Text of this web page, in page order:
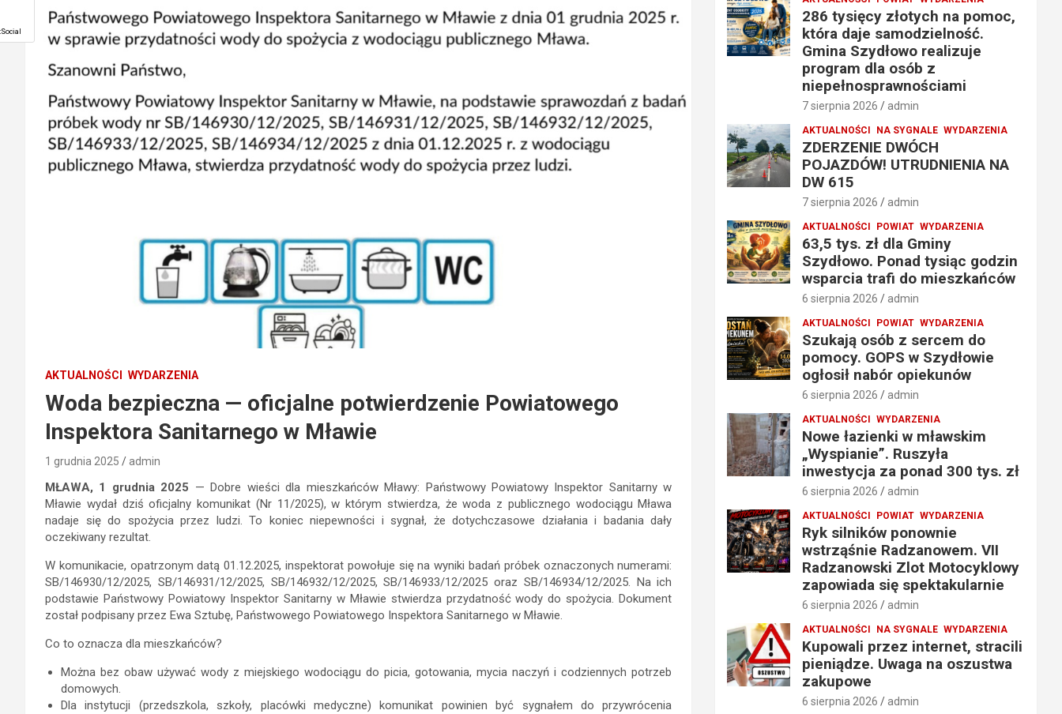
AKTUALNOŚCI WYDARZENIA
Woda bezpieczna — oficjalne potwierdzenie Powiatowego
Inspektora Sanitarnego w Mławie
1 grudnia 2025 admin
MŁAWA, 1 grudnia 2025 — Dobre wieści dla mieszkańców Mławy: Państwowy Powiatowy Inspektor Sanitarny w
Mławie wydał dziś oficjalny komunikat (Nr 11/2025), w którym stwierdza, że woda z publicznego wodociągu Mława
nadaje się do spożycia przez ludzi. To koniec niepewności i sygnał, że dotychczasowe działania i badania dały
oczekiwany rezultat.
W komunikacie, opatrzonym datą 01.12.2025, inspektorat powołuje się na wyniki badań próbek oznaczonych numerami:
SB/146930/12/2025, SB/146931/12/2025, SB/146932/12/2025, SB/146933/12/2025 oraz SB/146934/12/2025. Na ich
podstawie Państwowy Powiatowy Inspektor Sanitarny w Mławie stwierdza przydatność wody do spożycia. Dokument
został podpisany przez Ewa Sztubę, Państwowego Powiatowego Inspektora Sanitarnego w Mławie.
Co to oznacza dla mieszkańców?
Można bez obaw używać wody z miejskiego wodociągu do picia, gotowania, mycia naczyń i codziennych potrzeb
domowych.
Dla instytucji (przedszkola, szkoły, placówki medyczne) komunikat powinien być sygnałem do przywrócenia
286 tysięcy złotych na pomoc,
która daje samodzielność.
Gmina Szydłowo realizuje
program dla osób z
niepełnosprawnościami
7 sierpnia 2026 admin
AKTUALNOŚCI NA SYGNALE WYDARZENIA
ZDERZENIE DWÓCH
POJAZDÓW! UTRUDNIENIA NA
DW 615
7 sierpnia 2026 admin
AKTUALNOŚCI POWIAT WYDARZENIA
63,5 tys. zł dla Gminy
Szydłowo. Ponad tysiąc godzin
wsparcia trafi do mieszkańców
6 sierpnia 2026 admin
AKTUALNOŚCI POWIAT WYDARZENIA
Szukają osób z sercem do
pomocy. GOPS w Szydłowie
ogłosił nabór opiekunów
6 sierpnia 2026 admin
AKTUALNOŚCI WYDARZENIA
Nowe łazienki w mławskim
„Wyspianie”. Ruszyła
inwestycja za ponad 300 tys. zł
6 sierpnia 2026 admin
AKTUALNOŚCI POWIAT WYDARZENIA
Ryk silników ponownie
wstrząśnie Radzanowem. VII
Radzanowski Zlot Motocyklowy
zapowiada się spektakularnie
6 sierpnia 2026 admin
AKTUALNOŚCI NA SYGNALE WYDARZENIA
Kupowali przez internet, stracili
pieniądze. Uwaga na oszustwa
zakupowe
6 sierpnia 2026 admin